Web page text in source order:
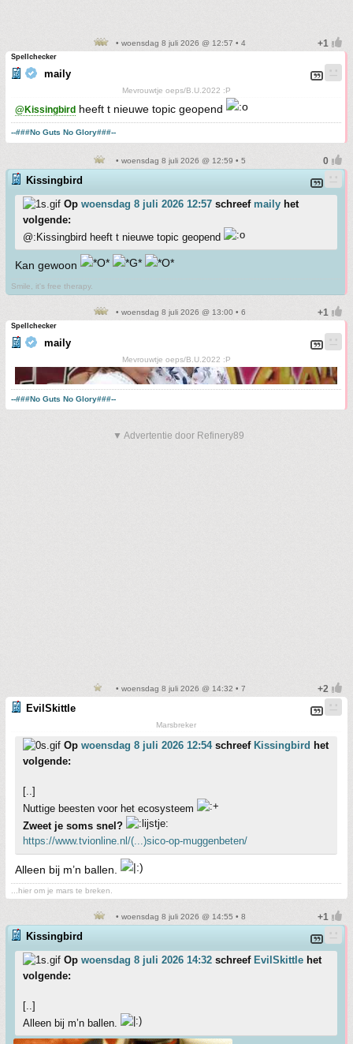
• woensdag 8 juli 2026 @ 12:57 • 4
Spellchecker
maily
Mevrouwtje oeps/B.U.2022 :P
@Kissingbird heeft t nieuwe topic geopend
--###No Guts No Glory###--
• woensdag 8 juli 2026 @ 12:59 • 5
Kissingbird
Op woensdag 8 juli 2026 12:57 schreef maily het
volgende:
@:Kissingbird heeft t nieuwe topic geopend
Kan gewoon
Smile, it's free therapy.
• woensdag 8 juli 2026 @ 13:00 • 6
Spellchecker
maily
Mevrouwtje oeps/B.U.2022 :P
--###No Guts No Glory###--
▼ Advertentie door Refinery89
• woensdag 8 juli 2026 @ 14:32 • 7
EvilSkittle
Marsbreker
Op woensdag 8 juli 2026 12:54schreef Kissingbird het
volgende:
[..]
Nuttige beesten voor het ecosysteem
Zweet je soms snel?
https://www.tvionline.nl/(...)sico-op-muggenbeten/
Alleen bij m’n ballen.
...hier om je mars te breken.
• woensdag 8 juli 2026 @ 14:55 • 8
Kissingbird
Op woensdag 8 juli 2026 14:32 schreef EvilSkittle het
volgende:
[..]
Alleen bij m’n ballen.